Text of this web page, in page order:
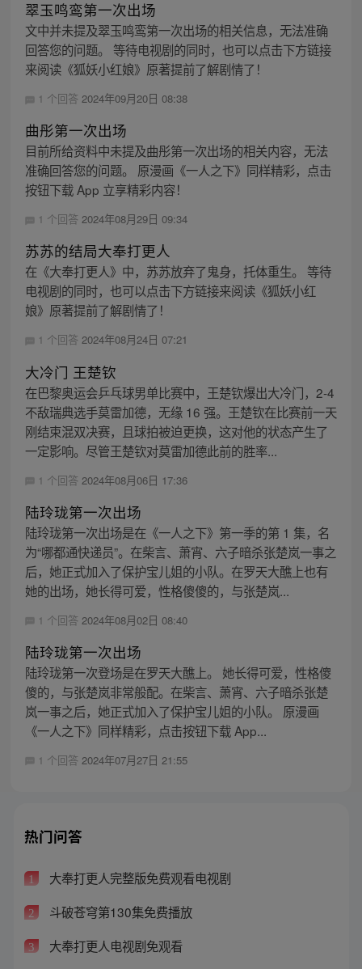
翠玉鸣鸾第一次出场
文中并未提及翠玉鸣鸾第一次出场的相关信息，无法准确
回答您的问题。 等待电视剧的同时，也可以点击下方链接
来阅读《狐妖小红娘》原著提前了解剧情了！
1 个回答 2024年09月20日 08:38
曲彤第一次出场
目前所给资料中未提及曲彤第一次出场的相关内容，无法
准确回答您的问题。 原漫画《一人之下》同样精彩，点击
按钮下载 App 立享精彩内容！
1 个回答 2024年08月29日 09:34
苏苏的结局大奉打更人
在《大奉打更人》中，苏苏放弃了鬼身，托体重生。 等待
电视剧的同时，也可以点击下方链接来阅读《狐妖小红
娘》原著提前了解剧情了！
1 个回答 2024年08月24日 07:21
大冷门 王楚钦
在巴黎奥运会乒乓球男单比赛中，王楚钦爆出大冷门，2-4
不敌瑞典选手莫雷加德，无缘 16 强。王楚钦在比赛前一天
刚结束混双决赛，且球拍被迫更换，这对他的状态产生了
一定影响。尽管王楚钦对莫雷加德此前的胜率...
1 个回答 2024年08月06日 17:36
陆玲珑第一次出场
陆玲珑第一次出场是在《一人之下》第一季的第 1 集，名
为“哪都通快递员”。在柴言、萧宵、六子暗杀张楚岚一事之
后，她正式加入了保护宝儿姐的小队。在罗天大醮上也有
她的出场，她长得可爱，性格傻傻的，与张楚岚...
1 个回答 2024年08月02日 08:40
陆玲珑第一次出场
陆玲珑第一次登场是在罗天大醮上。 她长得可爱，性格傻
傻的，与张楚岚非常般配。在柴言、萧宵、六子暗杀张楚
岚一事之后，她正式加入了保护宝儿姐的小队。 原漫画
《一人之下》同样精彩，点击按钮下载 App...
1 个回答 2024年07月27日 21:55
热门问答
1 大奉打更人完整版免费观看电视剧
2 斗破苍穹第130集免费播放
3 大奉打更人电视剧免观看